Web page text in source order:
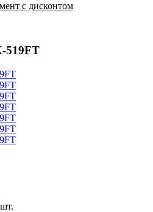
с дисконтом
519FT
шт.